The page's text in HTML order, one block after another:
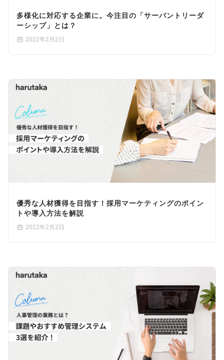
多様化に対応する企業に。今注目の「サーバントリーダ
ーシップ」とは？
2022年2月2日
優秀な人材獲得を目指す！採用マーケティングのポイン
トや導入方法を解説
2022年2月2日